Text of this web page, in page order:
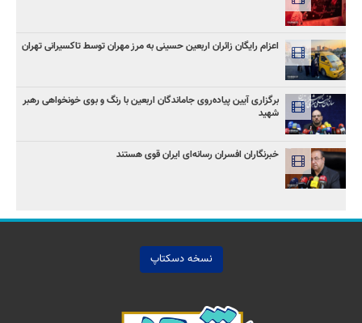
اعزام رایگان زائران اربعین حسینی به مرز مهران توسط تاکسیرانی تهران
برگزاری آیین پیاده‌روی جاماندگان اربعین با رنگ و بوی خونخواهی رهبر
شهید
خبرنگاران افسران رسانه‌ای ایران قوی هستند
نسخه دسکتاپ